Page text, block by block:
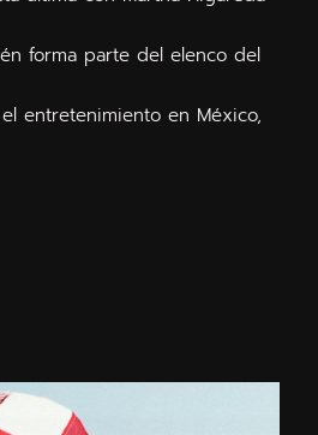
forma parte del elenco del
entretenimiento en México,